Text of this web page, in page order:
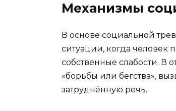
Механизмы
В основе социальной
ситуации, когда человек
собственные слабости. В
«борьбы или бегства»,
затруднённую речь.